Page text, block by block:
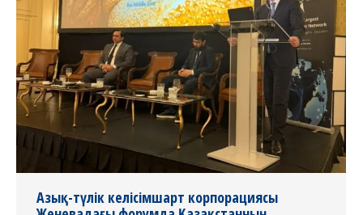
Азық-түлік келісімшарт корпорациясы